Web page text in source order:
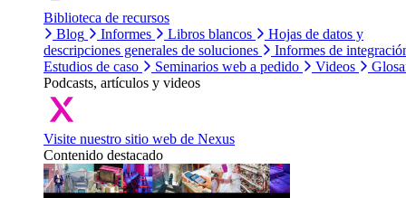
Biblioteca de recursos
Blog
Informes Libros blancos
Hojas de datos y
descripciones generales de soluciones
Informes de
Estudios de caso
Seminarios web a pedido Videos
Podcasts, artículos y videos
Visite nuestro sitio web de Nexus
Contenido destacado